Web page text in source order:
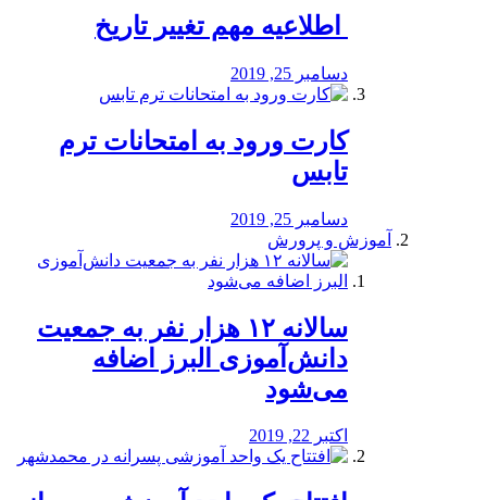
️ اطلاعیه مهم تغییر تاریخ
دسامبر 25, 2019
کارت ورود به امتحانات ترم
تابس
دسامبر 25, 2019
آموزش و پرورش
️سالانه ۱۲ هزار نفر به جمعیت
دانش‌آموزی البرز اضافه
می‌شود
اکتبر 22, 2019